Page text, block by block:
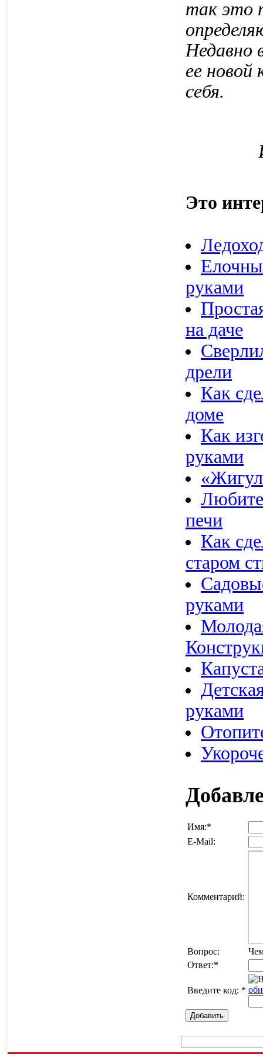
так это
Недавно
ее новой
себя.
Это
руками
на даче
дрели
Как
доме
Как
руками
печи
Как
старом
руками
руками
Имя:*
E-Mail:
Комментарий:
Вопрос:
Ответ:*
Введите код: *
Добавить